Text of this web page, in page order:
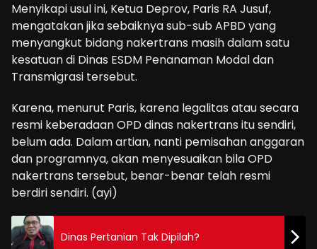
Menyikapi usul ini, Ketua Deprov, Paris RA Jusuf,
mengatakan jika sebaiknya sub-sub APBD yang
menyangkut bidang nakertrans masih dalam satu
kesatuan di Dinas ESDM Penanaman Modal dan
Transmigrasi tersebut.
Karena, menurut Paris, karena legalitas atau secara
resmi keberadaan OPD dinas nakertrans itu sendiri,
belum ada. Dalam artian, nanti pemisahan anggaran
dan programnya, akan menyesuaikan bila OPD
nakertrans tersebut, benar-benar telah resmi
berdiri sendiri. (ayi)
Dinas Pertanian Tak Dipilah?